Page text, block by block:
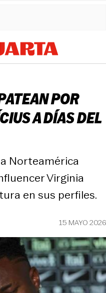
POR
A DÍAS DEL
Norteamérica
Virginia
en sus perfiles.
15 MAYO 2026